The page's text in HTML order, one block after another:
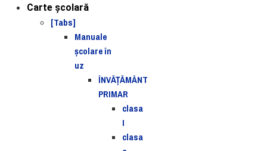
Carte şcolară
[Tabs]
Manuale
şcolare în
uz
ÎNVĂȚĂMÂNT
PRIMAR
clasa
I
clasa